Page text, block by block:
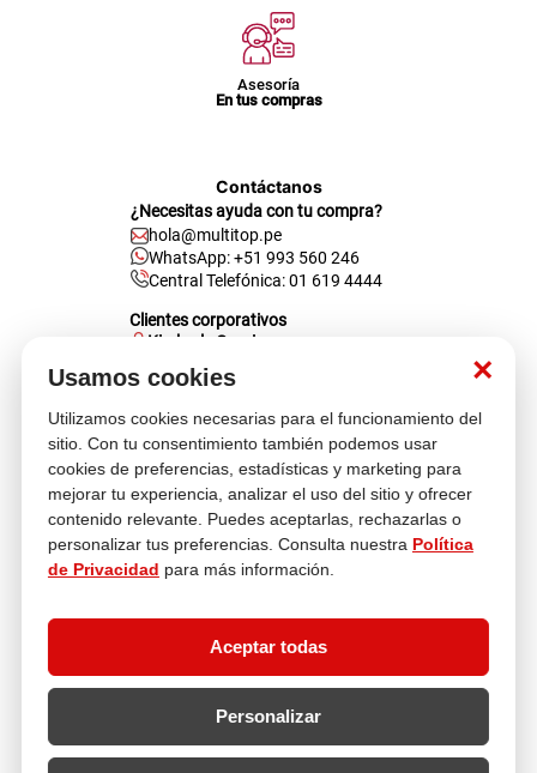
×
Usamos cookies
Utilizamos cookies necesarias para el funcionamiento del
sitio. Con tu consentimiento también podemos usar
cookies de preferencias, estadísticas y marketing para
mejorar tu experiencia, analizar el uso del sitio y ofrecer
contenido relevante. Puedes aceptarlas, rechazarlas o
personalizar tus preferencias. Consulta nuestra Política
de Privacidad para más información.
Aceptar todas
Personalizar
Asesoría
En tus compras
Contáctanos
¿Necesitas ayuda con tu compra?
hola@multitop.pe
WhatsApp: +51 993 560 246
Central Telefónica: 01 619 4444
Clientes corporativos
Kimberly Garcia
kgarcia@multitop.pe
Tienda física
Av. Iquitos 670 - 699, La Victoria
L-S: 8:00 a.m. - 6:30 p.m.
Feriados: 9:00 a.m. - 5:00 p.m.
Nosotros
Descubre más